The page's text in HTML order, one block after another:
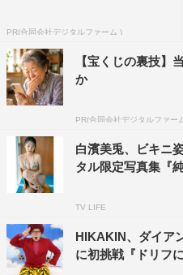
PR(合同会社デジタルファーム )
【宝くじの裏技】
か
PR(合同会社デジタルファー
白濱美兎、ビキニ
タル限定写真集『
TV LIFE
HIKAKIN、ダイア
に初挑戦『ドリフ